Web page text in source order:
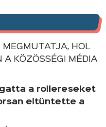
MEGMUTATJA, HOL
A KÖZÖSSÉGI MÉDIA
a rollereseket
eltüntette a